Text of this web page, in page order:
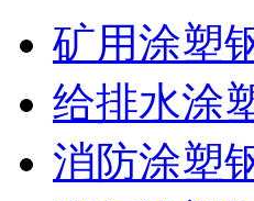
矿用涂塑
给排水涂
消防涂塑